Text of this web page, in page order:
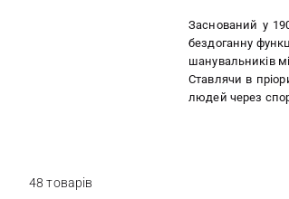
Заснований у
бездоганну
шанувальників
Ставлячи в
людей через
48 товарів